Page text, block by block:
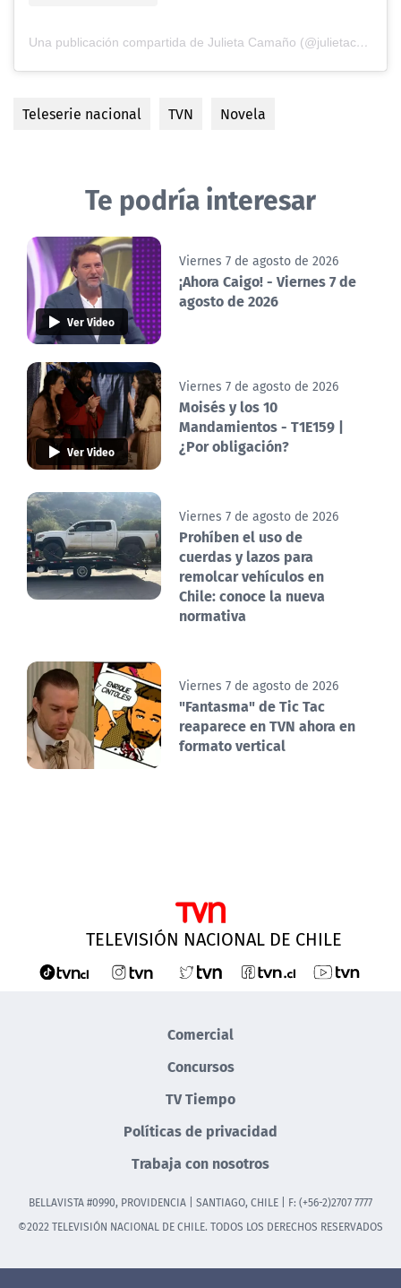
Una publicación compartida de Julieta Camaño (@julietacam)
Teleserie nacional TVN Novela
Te podría interesar
Ver Video
Viernes 7 de agosto de 2026
¡Ahora Caigo! - Viernes 7 de
agosto de 2026
Ver Video
Viernes 7 de agosto de 2026
Moisés y los 10
Mandamientos - T1E159 |
¿Por obligación?
Viernes 7 de agosto de 2026
Prohíben el uso de
cuerdas y lazos para
remolcar vehículos en
Chile: conoce la nueva
normativa
Viernes 7 de agosto de 2026
"Fantasma" de Tic Tac
reaparece en TVN ahora en
formato vertical
TELEVISIÓN NACIONAL DE CHILE
Comercial
Concursos
TV Tiempo
Políticas de privacidad
Trabaja con nosotros
BELLAVISTA #0990, PROVIDENCIA | SANTIAGO, CHILE | F: (+56-2)2707 7777
©2022 TELEVISIÓN NACIONAL DE CHILE. TODOS LOS DERECHOS RESERVADOS